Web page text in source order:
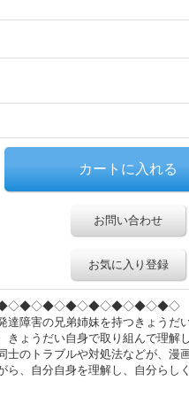
お問い合わせ
お気に入り登録
障害の兄弟姉妹を持つきょうだ
ょうだい自身で取り組んで理解
のトラブルや対処法などが、
、自分自身を理解し、自分ら